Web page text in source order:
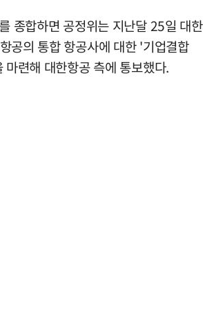
종합하면 공정위는 지난달 25일 대한
공의 통합 항공사에 대한 '기업결합
마련해 대한항공 측에 통보했다.